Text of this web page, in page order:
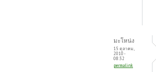
มะโหน่ง
15 ตุลาคม,
2010 -
08:32
permalink